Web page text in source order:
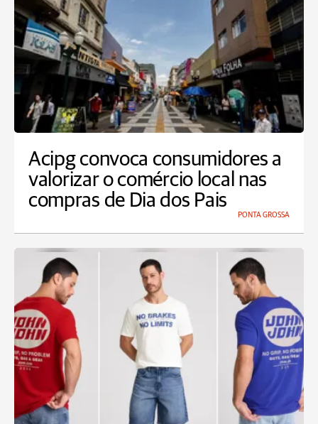
Acipg convoca consumidores a
valorizar o comércio local nas
compras de Dia dos Pais
PONTA GROSSA